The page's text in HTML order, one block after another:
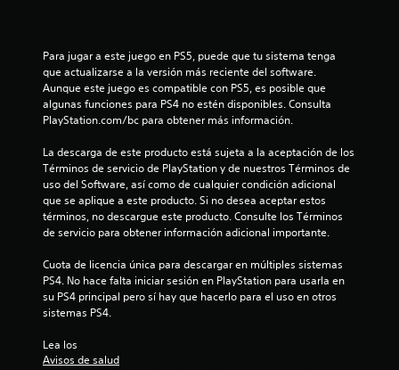
n
e
s
Para jugar a este juego en PS5, puede que tu sistema tenga
que actualizarse a la versión más reciente del software.
Aunque este juego es compatible con PS5, es posible que
algunas funciones para PS4 no estén disponibles. Consulta
PlayStation.com/bc para obtener más información.
La descarga de este producto está sujeta a la aceptación de los
Términos de servicio de PlayStation y de nuestros Términos de
uso del Software, así como de cualquier condición adicional
que se aplique a este producto. Si no desea aceptar estos
términos, no descargue este producto. Consulte los Términos
de servicio para obtener información adicional importante.
Cuota de licencia única para descargar en múltiples sistemas
PS4. No hace falta iniciar sesión en PlayStation para usarla en
su PS4 principal pero sí hay que hacerlo para el uso en otros
sistemas PS4.
Lea los
Avisos de salud